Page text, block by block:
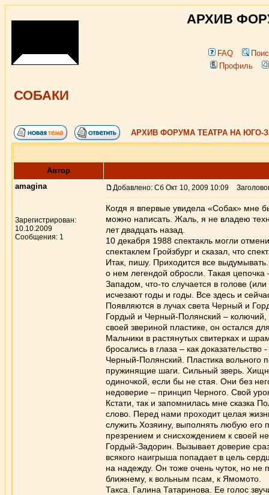
АРХИВ
FAQ
Профиль
СОБАКИ
АРХИВ ФОРУМА ТЕАТРА НА ЮГО-
Автор
amagina
Зарегистрирован:
10.10.2009
Сообщения: 1
Добавлено: Сб Окт 10, 2009 10:09
Когдя я впервые увидела «Собак» мне
можно написать. Жаль, я не владею
лет двадцать назад.
10 декабря 1988 спектакль могли
спектаклем Гройзбург и сказал, что
Итак, пишу. Приходится все
о нем легендой обросли. Такая
Западом, что-то случается в голове
исчезают годы и годы. Все здесь и
Появляются в лучах света Черный и
Гордый и Черный-Полянский –
своей звериной пластике, он остался
Мальчики в растянутых свитерках и
бросались в глаза – как
Черный-Полянский. Пластика вольного
пружинящие шаги. Сильный зверь.
одиночкой, если бы не стая. Они без
недоверие – принцип Черного. Свой
Кстати, так и запомнилась мне сказка
слово. Перед нами проходит целая
служить Хозяину, выполнять любую его
презрением и снисхождением к своей
Гордый-Задорин. Вызывает доверие
всякого наигрыша попадает в цель
на надежду. Он тоже очень чуток, но
ближнему, к вольным псам, к Ямомото.
Такса. Галина Татаринова. Ее голос